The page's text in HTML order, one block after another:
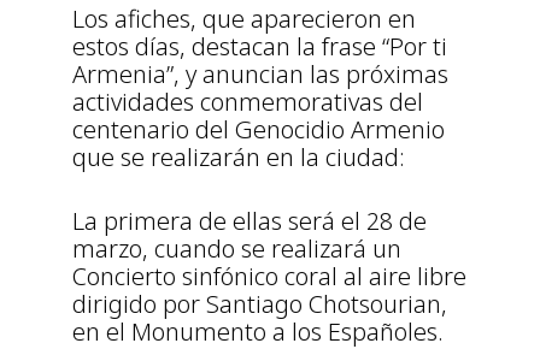
Los afiches, que aparecieron en
estos días, destacan la frase “Por ti
Armenia”, y anuncian las próximas
actividades conmemorativas del
centenario del Genocidio Armenio
que se realizarán en la ciudad:
La primera de ellas será el 28 de
marzo, cuando se realizará un
Concierto sinfónico coral al aire libre
dirigido por Santiago Chotsourian,
en el Monumento a los Españoles.